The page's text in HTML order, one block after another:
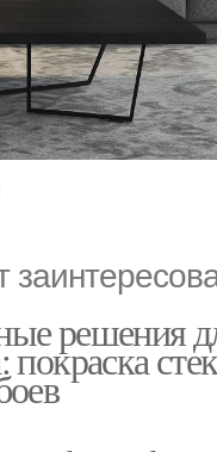
решения
покраска